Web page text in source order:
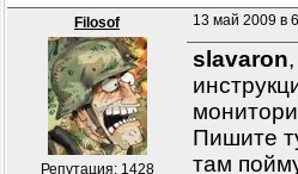
Filosof
Репутация: 1428
13 май 2009 в
slavaron
Пишите
там